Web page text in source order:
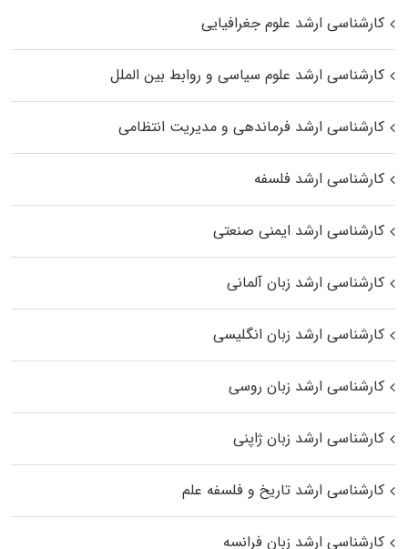
کارشناسی ارشد علوم جغرافیایی
کارشناسی ارشد علوم سیاسی و روابط بین الملل
کارشناسی ارشد فرماندهی و مدیریت انتظامی
کارشناسی ارشد فلسفه
کارشناسی ارشد ایمنی صنعتی
کارشناسی ارشد زبان آلمانی
کارشناسی ارشد زبان انگلیسی
کارشناسی ارشد زبان روسی
کارشناسی ارشد زبان ژاپنی
کارشناسی ارشد تاریخ و فلسفه علم
کارشناسی ارشد زبان فرانسه